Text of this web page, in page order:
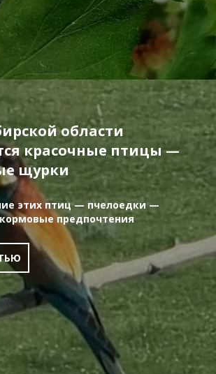
области
красочные птицы —
щурки
этих птиц — пчелоедки —
предпочтения